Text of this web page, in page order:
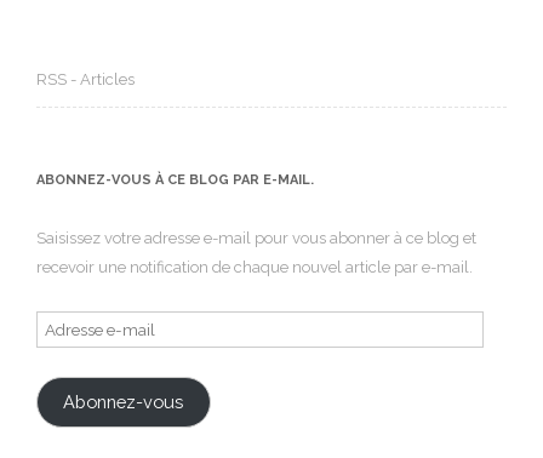
RSS - Articles
ABONNEZ-VOUS À CE BLOG PAR E-MAIL.
Saisissez votre adresse e-mail pour vous abonner à ce blog et
recevoir une notification de chaque nouvel article par e-mail.
Adresse
e-
mail
Abonnez-vous